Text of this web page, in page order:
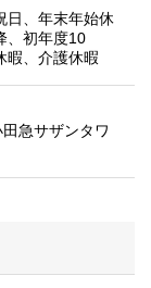
日、年末年始休
、初年度10
暇、介護休暇
急サザンタワ